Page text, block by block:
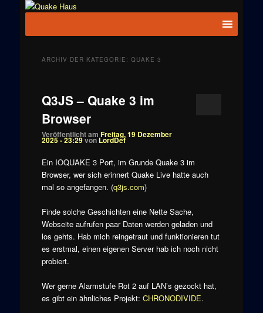
News zu
ARCHIV DER KATEGORIE: QUAKE 3
Q3JS – Quake 3 im
Browser
Veröffentlicht am Freitag, 19 Dezember
2025 - 23:29vonLordDef
Ein IOQUAKE 3 Port, im Grunde Quake 3 im
Browser, wer sich erinnert Quake Live hatte auch
mal so angefangen. (q3js.com)
Finde solche Geschichten eine Nette Sache,
Webseite aufrufen paar Daten werden geladen und
los gehts. Hab mich reingetraut und funktionieren tut
es erstmal, einen eigenen Server hab ich noch nicht
probiert.
Wer gerne Alarmstufe Rot 2 auf LAN’s gezockt hat,
es gibt ein ähnliches Projekt: CHRONODIVIDE.